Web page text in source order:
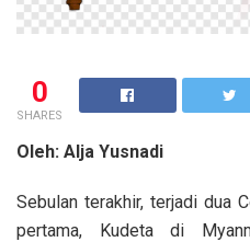
0
SHARES
Oleh: Alja Yusnadi
Sebulan terakhir, terjadi dua
pertama, Kudeta di